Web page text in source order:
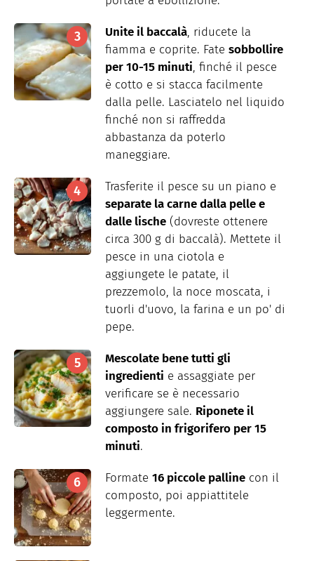
Unite il baccalà, riducete la
fiamma e coprite. Fate sobbollire
per 10-15 minuti, finché il pesce
è cotto e si stacca facilmente
dalla pelle. Lasciatelo nel liquido
finché non si raffredda
abbastanza da poterlo
maneggiare.
Trasferite il pesce su un piano e
separate la carne dalla pelle e
dalle lische (dovreste ottenere
circa 300 g di baccalà). Mettete il
pesce in una ciotola e
aggiungete le patate, il
prezzemolo, la noce moscata, i
tuorli d'uovo, la farina e un po' di
pepe.
Mescolate bene tutti gli
ingredienti e assaggiate per
verificare se è necessario
aggiungere sale. Riponete il
composto in frigorifero per 15
minuti.
Formate 16 piccole palline con il
composto, poi appiattitele
leggermente.